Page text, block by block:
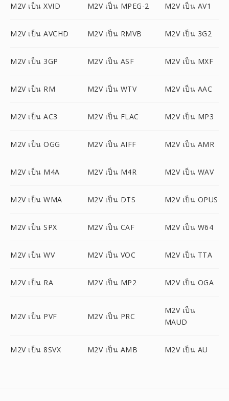
M2V เป็น XVID M2V เป็น MPEG-2 M2V เป็น AV1
M2V เป็น AVCHD M2V เป็น RMVB M2V เป็น 3G2
M2V เป็น 3GP M2V เป็น ASF M2V เป็น MXF
M2V เป็น RM M2V เป็น WTV M2V เป็น AAC
M2V เป็น AC3 M2V เป็น FLAC M2V เป็น MP3
M2V เป็น OGG M2V เป็น AIFF M2V เป็น AMR
M2V เป็น M4A M2V เป็น M4R M2V เป็น WAV
M2V เป็น WMA M2V เป็น DTS M2V เป็น OPUS
M2V เป็น SPX M2V เป็น CAF M2V เป็น W64
M2V เป็น WV M2V เป็น VOC M2V เป็น TTA
M2V เป็น RA M2V เป็น MP2 M2V เป็น OGA
M2V เป็น PVF M2V เป็น PRC
M2V เป็น
MAUD
M2V เป็น 8SVX M2V เป็น AMB M2V เป็น AU